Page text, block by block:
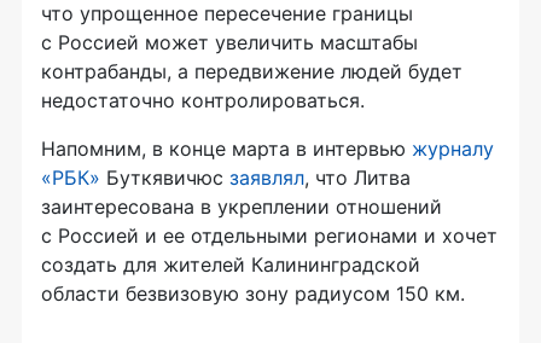
что упрощенное пересечение границы
с Россией может увеличить масштабы
контрабанды, а передвижение людей будет
недостаточно контролироваться.
Напомним, в конце марта в интервью журналу
«РБК» Буткявичюс заявлял, что Литва
заинтересована в укреплении отношений
с Россией и ее отдельными регионами и хочет
создать для жителей Калининградской
области безвизовую зону радиусом 150 км.